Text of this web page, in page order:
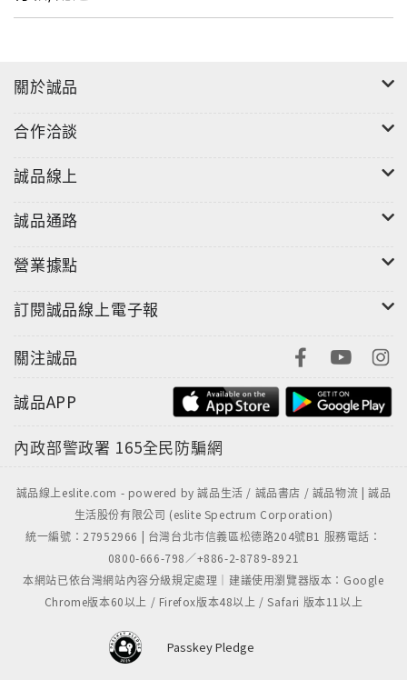
關於誠品
合作洽談
誠品線上
誠品通路
營業據點
訂閱誠品線上電子報
關注誠品
誠品APP
內政部警政署 165全民防騙網
誠品線上eslite.com - powered by 誠品生活 / 誠品書店 / 誠品物流 | 誠品
生活股份有限公司 (eslite Spectrum Corporation)
統一編號：27952966 | 台灣台北市信義區松德路204號B1 服務電話：
0800-666-798／+886-2-8789-8921
本網站已依台灣網站內容分級規定處理｜建議使用瀏覽器版本：Google
Chrome版本60以上 / Firefox版本48以上 / Safari 版本11以上
Passkey Pledge